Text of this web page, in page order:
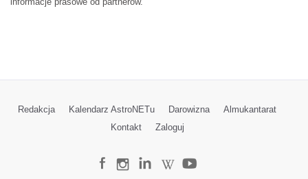
Redakcja Kalendarz AstroNETu Darowizna
Almukantarat
Kontakt
Zaloguj